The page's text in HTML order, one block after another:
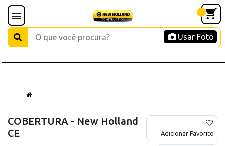
Usar Foto
COBERTURA - New Holland
CE
Adicionar Favorito